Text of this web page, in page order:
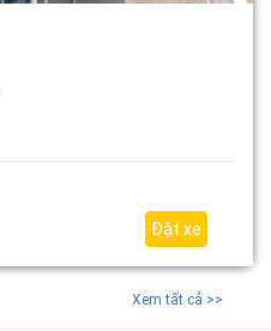
Đặt xe
Xem tất cả >>